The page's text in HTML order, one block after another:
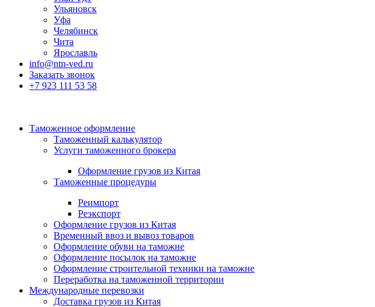
Ульяновск
Уфа
Челябинск
Чита
Ярославль
info@ntn-ved.ru
Заказать звонок
+7 923 111 53 58
Таможенное оформление
Таможенный калькулятор
Услуги таможенного брокера
Оформление грузов из Китая
Таможенные процедуры
Реимпорт
Реэкспорт
Оформление грузов из Китая
Временный ввоз и вывоз товаров
Оформление обуви на таможне
Оформление посылок на таможне
Оформление строительной техники на таможне
Переработка на таможенной территории
Международные перевозки
Доставка грузов из Китая